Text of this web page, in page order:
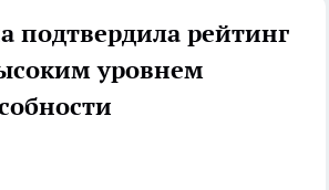
подтвердила рейтинг
уровнем